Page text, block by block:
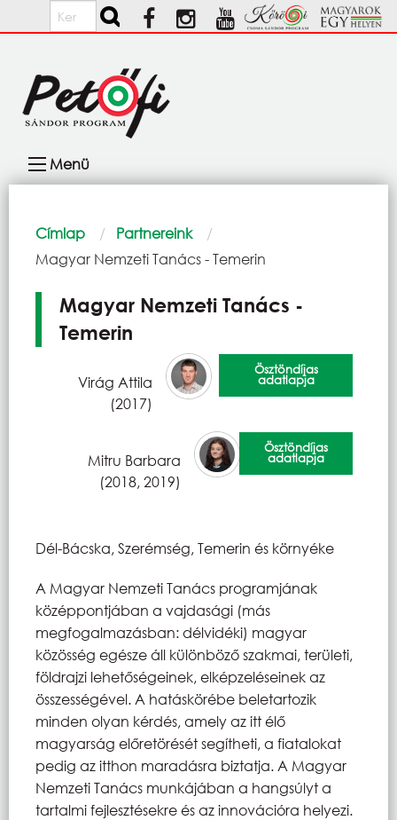
Ugrás a tartalomra
Keresés
navigáció
Menü
Morzsa
Címlap
Partnereink
Current:
Magyar Nemzeti Tanács - Temerin
Magyar Nemzeti Tanács -
Temerin
Virág Attila
(2017)
Ösztöndíjas
adatlapja
Mitru Barbara
(2018, 2019)
Ösztöndíjas
adatlapja
Dél-Bácska, Szerémség, Temerin és környéke
A Magyar Nemzeti Tanács programjának
középpontjában a vajdasági (más
megfogalmazásban: délvidéki) magyar
közösség egésze áll különböző szakmai, területi,
földrajzi lehetőségeinek, elképzeléseinek az
összességével. A hatáskörébe beletartozik
minden olyan kérdés, amely az itt élő
magyarság előretörését segítheti, a fiatalokat
pedig az itthon maradásra biztatja. A Magyar
Nemzeti Tanács munkájában a hangsúlyt a
tartalmi fejlesztésekre és az innovációra helyezi.